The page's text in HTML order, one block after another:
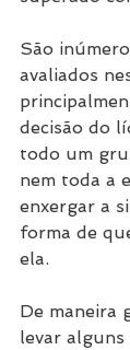
São
avaliados
decisão do
todo um
nem toda a
enxergar a
forma de
ela.
De maneira
levar